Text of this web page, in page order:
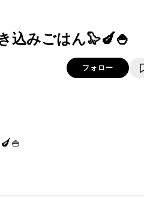
込みごはん🦭🍆🍚
フォロー